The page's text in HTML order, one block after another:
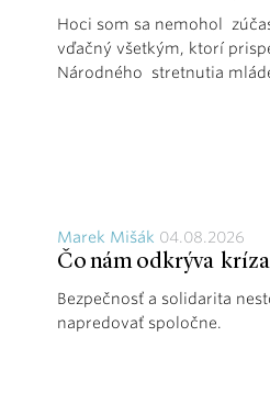
Hoci som sa nemohol
vďačný všetkým, ktorí
Národného stretnutia
Marek Mišák 04.08.2026
Čo nám odkrýva
Bezpečnosť a solidarita
napredovať spoločne.